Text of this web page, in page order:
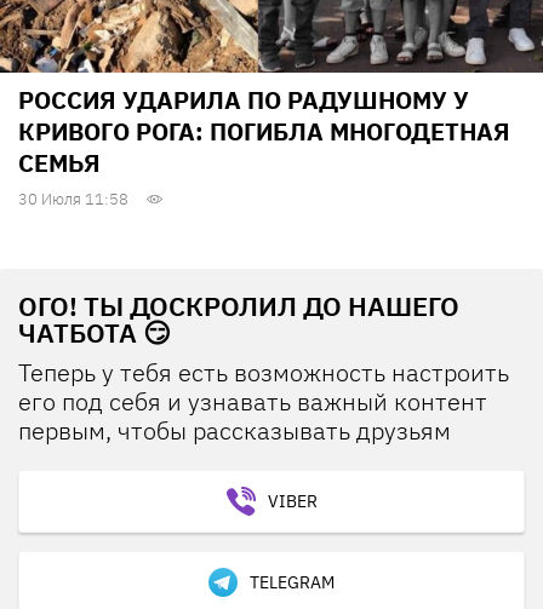
РОССИЯ УДАРИЛА ПО РАДУШНОМУ У
КРИВОГО РОГА: ПОГИБЛА МНОГОДЕТНАЯ
СЕМЬЯ
30 Июля 11:58
ОГО! ТЫ ДОСКРОЛИЛ ДО НАШЕГО
ЧАТБОТА 😏
Теперь у тебя есть возможность настроить
его под себя и узнавать важный контент
первым, чтобы рассказывать друзьям
VIBER
TELEGRAM